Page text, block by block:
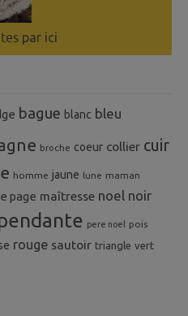
par ici
bague blanc bleu
broche coeur collier cuir
homme jaune lune maman
page maîtresse noel noir
pere noel pois
rouge sautoir triangle vert